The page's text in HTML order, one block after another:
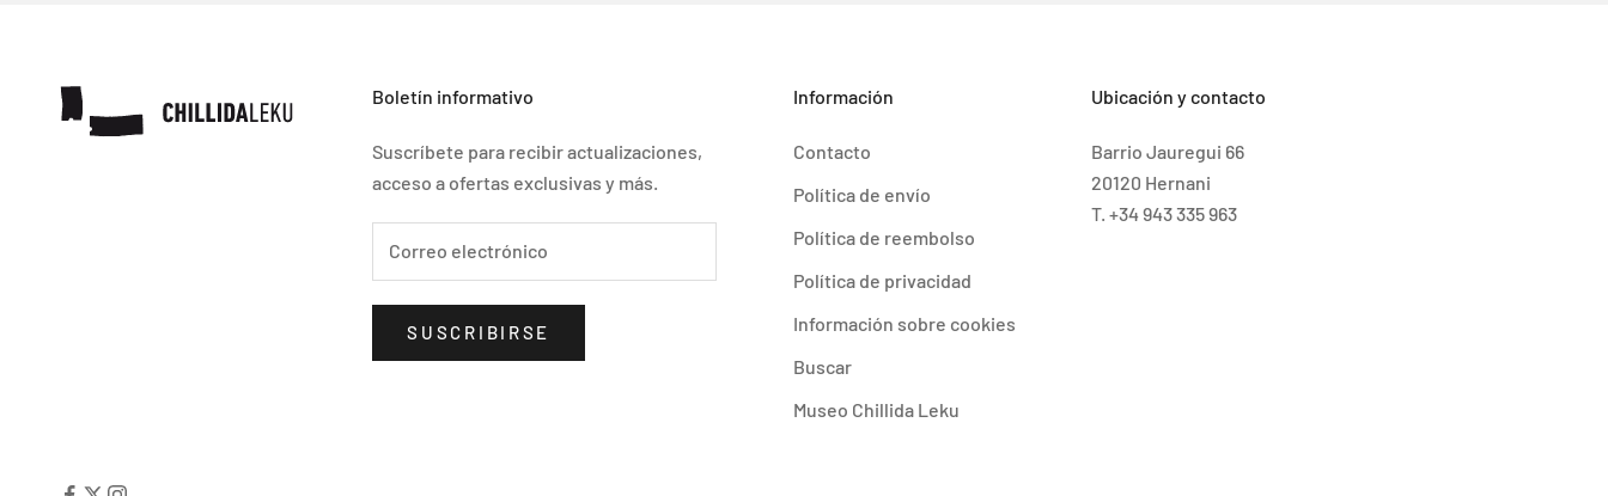
Boletín informativo
Suscríbete para recibir actualizaciones,
acceso a ofertas exclusivas y más.
SUSCRIBIRSE
Información
Contacto
Política de envío
Política de reembolso
Política de privacidad
Información sobre cookies
Buscar
Museo Chillida Leku
Ubicación y contacto
Barrio Jauregui 66
20120 Hernani
T. +34 943 335 963